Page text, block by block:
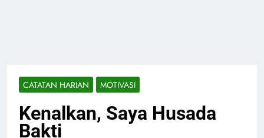
CATATAN HARIAN MOTIVASI
Kenalkan, Saya Husada
Bakti